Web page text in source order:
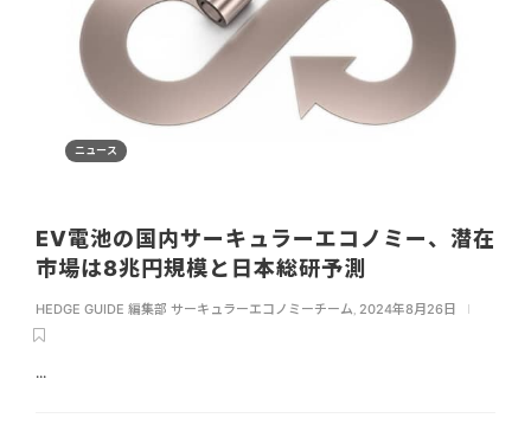
ニュース
EV電池の国内サーキュラーエコノミー、潜在
市場は8兆円規模と日本総研予測
HEDGE GUIDE 編集部 サーキュラーエコノミーチーム, 2024年8月26日
...